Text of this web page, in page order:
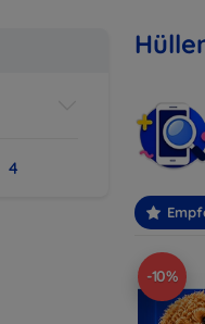
4
-10%